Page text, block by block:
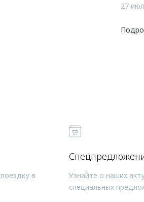
27
в
Узнайте о наших
специальных